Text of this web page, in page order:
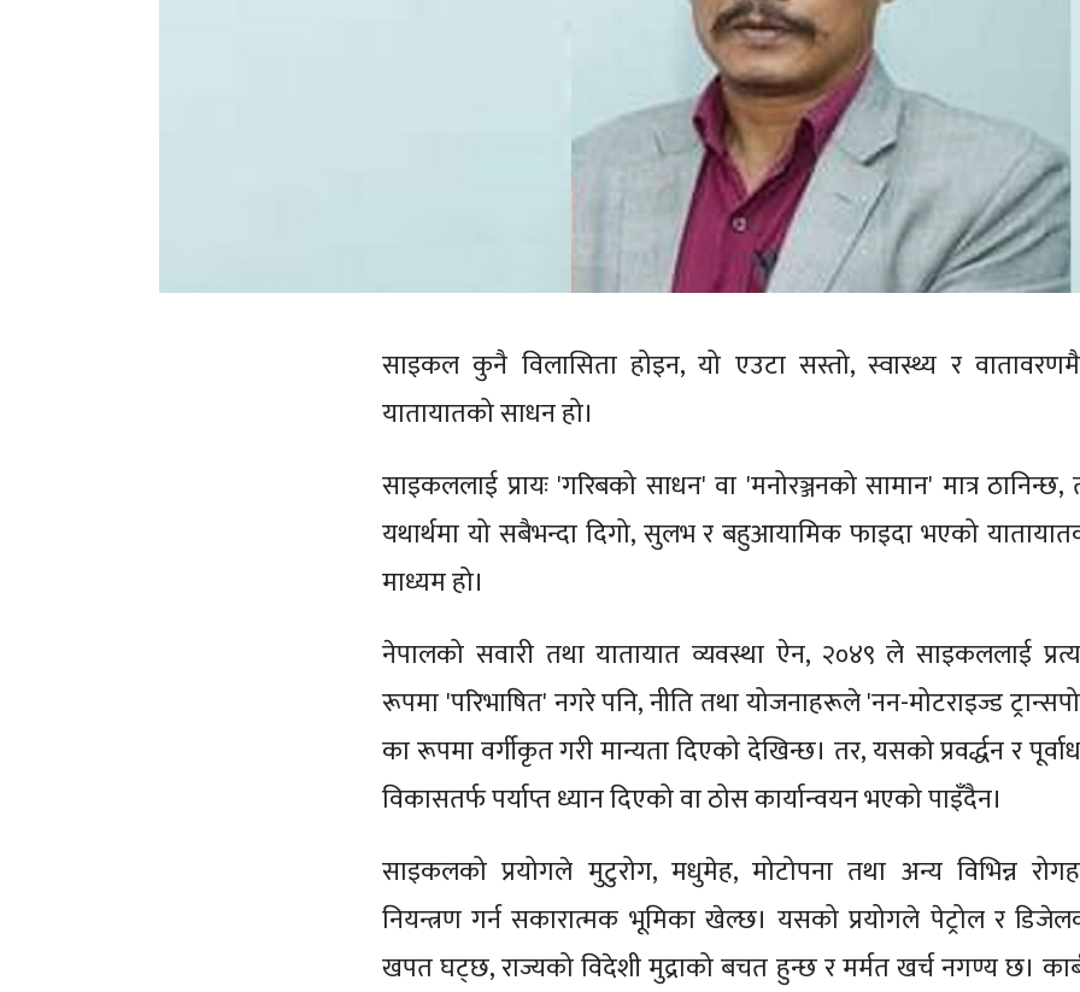
साइकल कुनै विलासिता होइन, यो एउटा सस्तो, स्वास्थ्य र
यातायातको साधन हो।
साइकललाई प्रायः 'गरिबको साधन' वा 'मनोरञ्जनको सामान' मात्र ठानिन्छ,
यथार्थमा यो सबैभन्दा दिगो, सुलभ र बहुआयामिक फाइदा भएको
माध्यम हो।
नेपालको सवारी तथा यातायात व्यवस्था ऐन, २०४९ ले साइकललाई
रूपमा 'परिभाषित' नगरे पनि, नीति तथा योजनाहरूले 'नन-मोटराइज्ड
का रूपमा वर्गीकृत गरी मान्यता दिएको देखिन्छ। तर, यसको प्रवर्द्धन र
विकासतर्फ पर्याप्त ध्यान दिएको वा ठोस कार्यान्वयन भएको पाइँदैन।
साइकलको प्रयोगले मुटुरोग, मधुमेह, मोटोपना तथा अन्य विभिन्न
नियन्त्रण गर्न सकारात्मक भूमिका खेल्छ। यसको प्रयोगले पेट्रोल र
खपत घट्छ, राज्यको विदेशी मुद्राको बचत हुन्छ र मर्मत खर्च नगण्य छ।